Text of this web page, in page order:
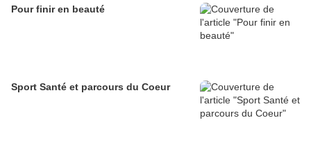
Pour finir en beauté
Sport Santé et parcours du Coeur